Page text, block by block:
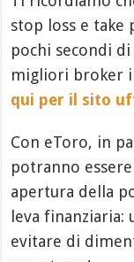
stop loss e
pochi secondi
migliori broker
qui per il sito
Con eToro, in
potranno
apertura della
leva
evitare di